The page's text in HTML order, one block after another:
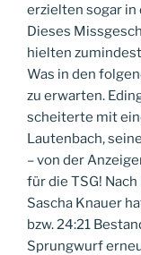
erzielten sogar in
Dieses
hielten
Was in den
zu erwarten.
scheiterte mit
Lautenbach,
– von der
für die TSG!
Sascha Knauer
bzw. 24:21
Sprungwurf